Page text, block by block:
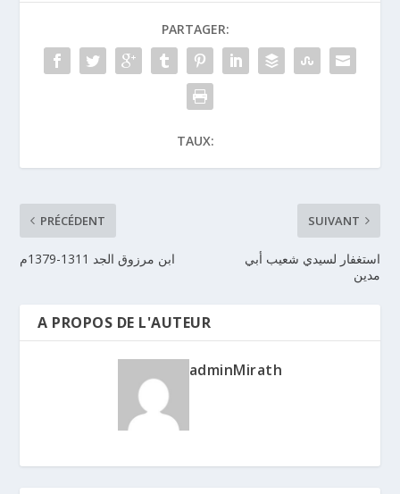
PARTAGER:
TAUX:
PRÉCÉDENT
ابن مرزوق الجد 1311-1379م
SUIVANT
استغفار لسيدي شعيب أبي
مدين
A PROPOS DE L'AUTEUR
adminMirath